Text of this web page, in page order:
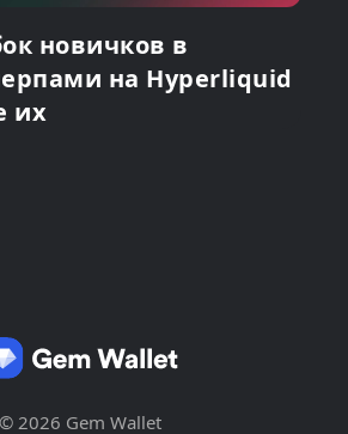
новичков в
на Hyperliquid
их
© 2026 Gem Wallet